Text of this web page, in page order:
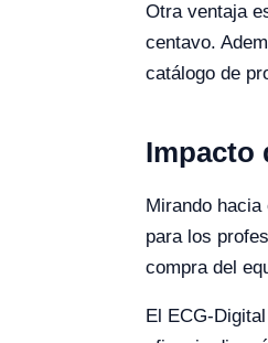
Otra ventaja
centavo.
catálogo de
Impacto
Mirando
para los
compra del
El ECG-